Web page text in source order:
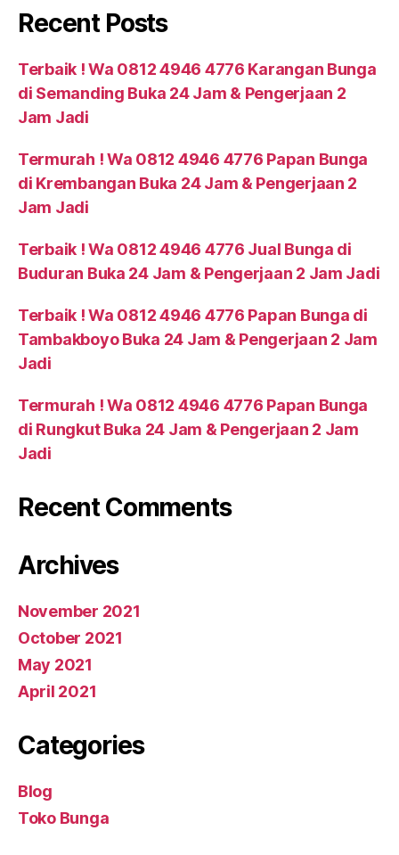
Recent Posts
Terbaik ! Wa 0812 4946 4776 Karangan Bunga
di Semanding Buka 24 Jam & Pengerjaan 2
Jam Jadi
Termurah ! Wa 0812 4946 4776 Papan Bunga
di Krembangan Buka 24 Jam & Pengerjaan 2
Jam Jadi
Terbaik ! Wa 0812 4946 4776 Jual Bunga di
Buduran Buka 24 Jam & Pengerjaan 2 Jam Jadi
Terbaik ! Wa 0812 4946 4776 Papan Bunga di
Tambakboyo Buka 24 Jam & Pengerjaan 2 Jam
Jadi
Termurah ! Wa 0812 4946 4776 Papan Bunga
di Rungkut Buka 24 Jam & Pengerjaan 2 Jam
Jadi
Recent Comments
Archives
November 2021
October 2021
May 2021
April 2021
Categories
Blog
Toko Bunga